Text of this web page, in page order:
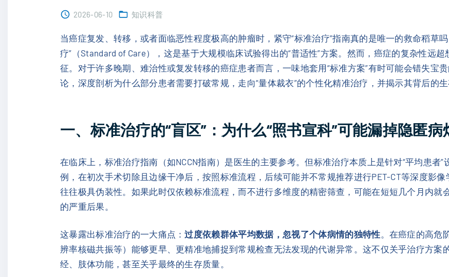
2026-06-10 知识科普
当癌症复发、转移，或者面临恶性程度极高的肿瘤时，紧守“标准治疗”指南真的是唯一的救命稻草
疗”（Standard of Care），这是基于大规模临床试验得出的“普适性”方案。然而，癌症的复杂性远
征。对于许多晚期、难治性或复发转移的癌症患者而言，一味地套用“标准方案”有时可能会错失宝
论，深度剖析为什么部分患者需要打破常规，走向“量体裁衣”的个性化精准治疗，并揭示其背后的生
一、标准治疗的“盲区”：为什么“照书宣科”可能漏掉隐匿病
在临床上，标准治疗指南（如NCCN指南）是医生的主要参考。但标准治疗本质上是针对“平均患者
例，在初次手术切除且边缘干净后，按照标准流程，后续可能并不常规推荐进行PET-CT等深度影
往往极具伪装性。如果此时仅依赖标准流程，而不进行多维度的精密筛查，可能在短短几个月内就
的严重后果。
这暴露出标准治疗的一大痛点：过度依赖群体平均数据，忽视了个体病情的独特性。在癌症的高危
辨率核磁共振等）能够更早、更精准地捕捉到常规检查无法发现的代谢异常。这不仅关乎治疗方案
经、肢体功能，甚至关乎最终的生存质量。